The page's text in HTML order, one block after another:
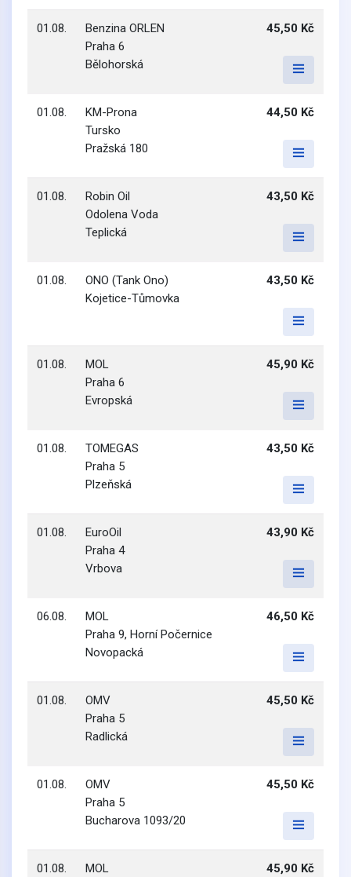
01.08.
Benzina ORLEN
Praha 6
Bělohorská
45,50 Kč
01.08.
KM-Prona
Tursko
Pražská 180
44,50 Kč
01.08.
Robin Oil
Odolena Voda
Teplická
43,50 Kč
01.08.
ONO (Tank Ono)
Kojetice-Tůmovka
43,50 Kč
01.08.
MOL
Praha 6
Evropská
45,90 Kč
01.08.
TOMEGAS
Praha 5
Plzeňská
43,50 Kč
01.08.
EuroOil
Praha 4
Vrbova
43,90 Kč
06.08.
MOL
Praha 9, Horní Počernice
Novopacká
46,50 Kč
01.08.
OMV
Praha 5
Radlická
45,50 Kč
01.08.
OMV
Praha 5
Bucharova 1093/20
45,50 Kč
01.08.
MOL
45,90 Kč